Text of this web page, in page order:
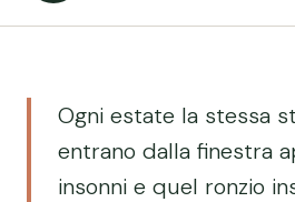
Ogni estate la stessa
entrano dalla finestra
insonni e quel ronzio